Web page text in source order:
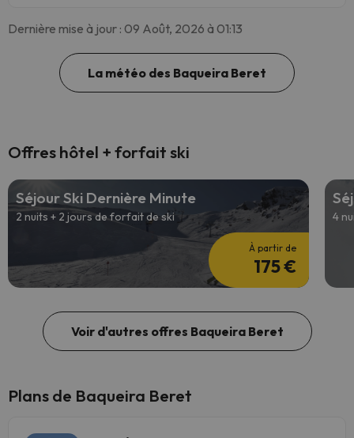
Dernière mise à jour : 09 Août, 2026 à 01:13
La météo des Baqueira Beret
Offres hôtel + forfait ski
Séjour Ski Dernière Minute
2 nuits + 2 jours de forfait de ski
À partir de
175 €
4
Voir d'autres offres Baqueira Beret
Plans de Baqueira Beret